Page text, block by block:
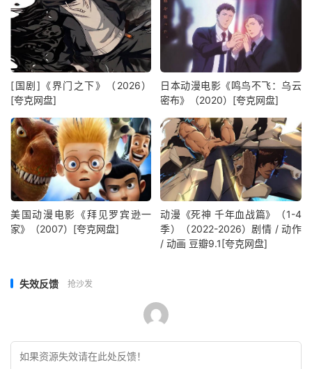
[国剧]《界门之下》（2026）
[夸克网盘]
日本动漫电影《鸣鸟不飞：乌云
密布》（2020）[夸克网盘]
美国动漫电影《拜见罗宾逊一
家》（2007）[夸克网盘]
动漫《死神 千年血战篇》（1-4
季）（2022-2026）剧情 / 动作
/ 动画 豆瓣9.1[夸克网盘]
失效反馈 抢沙发